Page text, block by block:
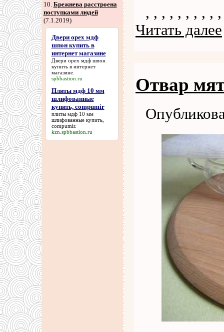
10. Брежнева расстроена
поступками людей
(7.1.2019)
Двери орех мдф
шпон купить в
интернет магазине
Двери орех мдф шпон
купить в интернет
магазине.
spbbastion.ru
Плиты мдф 10 мм
шлифованные
купить, compumir
плиты мдф 10 мм
шлифованные купить,
compumir.
kzn.spbbastion.ru
, , , , , , , , ,
Читать далее
Отвар